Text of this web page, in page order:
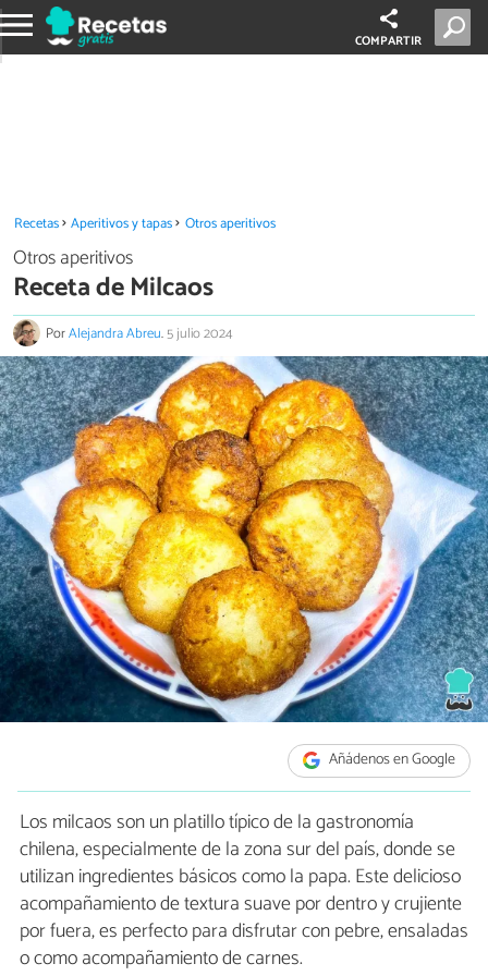
COMPARTIR
Recetas Aperitivos y tapas Otros aperitivos
Otros aperitivos
Receta de Milcaos
PorAlejandra Abreu.5 julio 2024
Añádenos en Google
Los milcaos son un platillo típico de la gastronomía
chilena, especialmente de la zona sur del país, donde se
utilizan ingredientes básicos como la papa. Este delicioso
acompañamiento de textura suave por dentro y crujiente
por fuera, es perfecto para disfrutar con pebre, ensaladas
o como acompañamiento de carnes.